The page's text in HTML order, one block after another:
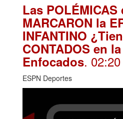
Las POLÉMICAS
MARCARON la
INFANTINO
CONTADOS en
Enfocados. 02:20
ESPN Deportes